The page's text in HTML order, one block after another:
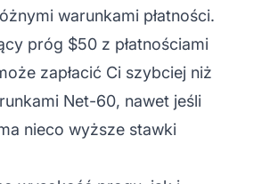
warunkami płatności.
próg $50 z płatnościami
zapłacić Ci szybciej niż
Net-60, nawet jeśli
nieco wyższe stawki